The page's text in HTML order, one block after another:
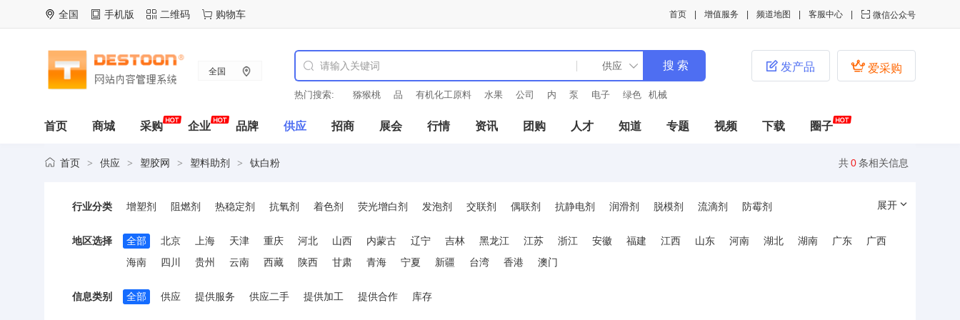
全国 手机版 二维码 购物车  微信公众号
客服中心
频道地图
增值服务
首页
全国
热门搜索: 猕猴桃 品 有机化工原料 水果 公司 内 泵 电子 绿色 机械
 爱采购
 发产品
首页 商城 采购 企业 品牌 供应 招商 展会 行情 资讯 团购 人才 知道 专题 视频 下载 圈子
共0条相关信息
首页 > 供应 > 塑胶网 > 塑料助剂 > 钛白粉
行业分类 增塑剂 阻燃剂 热稳定剂 抗氧剂 着色剂 荧光增白剂 发泡剂 交联剂 偶联剂 抗静电剂 润滑剂 脱模剂 流滴剂
防霉剂
其它助剂
展开
地区选择 全部 北京 上海 天津 重庆 河北 山西 内蒙古 辽宁 吉林 黑龙江 江苏 浙江 安徽 福建 江西 山东 河南 湖北 湖南 广东
广西
海南
四川 贵州 云南 西藏 陕西 甘肃 青海 宁夏 新疆 台湾 香港 澳门
信息类别 全部 供应 提供服务 供应二手 提供加工 提供合作 库存